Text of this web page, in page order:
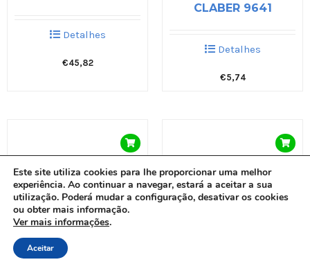
Detalhes
€45,82
CLABER 9641
Detalhes
€5,74
Item adicionado ao carrinho.
0 itens -€0,00
Este site utiliza cookies para lhe proporcionar uma melhor
experiência. Ao continuar a navegar, estará a aceitar a sua
utilização. Poderá mudar a configuração, desativar os cookies
ou obter mais informação.
Ver mais informações.
Aceitar